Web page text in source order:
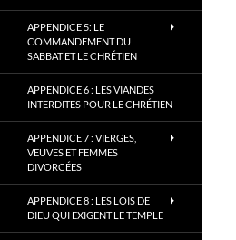
APPENDICE 5: LE
COMMANDEMENT DU
SABBAT ET LE CHRÉTIEN
APPENDICE 6 : LES VIANDES
INTERDITES POUR LE CHRÉTIEN
APPENDICE 7 : VIERGES,
VEUVES ET FEMMES
DIVORCÉES
APPENDICE 8 : LES LOIS DE
DIEU QUI EXIGENT LE TEMPLE